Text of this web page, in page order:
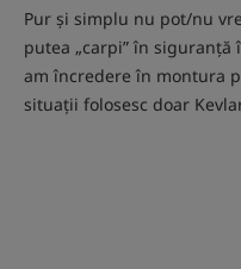
Pur și simplu nu pot/nu
putea „carpi” în
am încredere în montura
situații folosesc doar